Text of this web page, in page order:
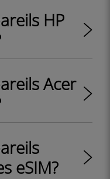
HP
Acer
eSIM?